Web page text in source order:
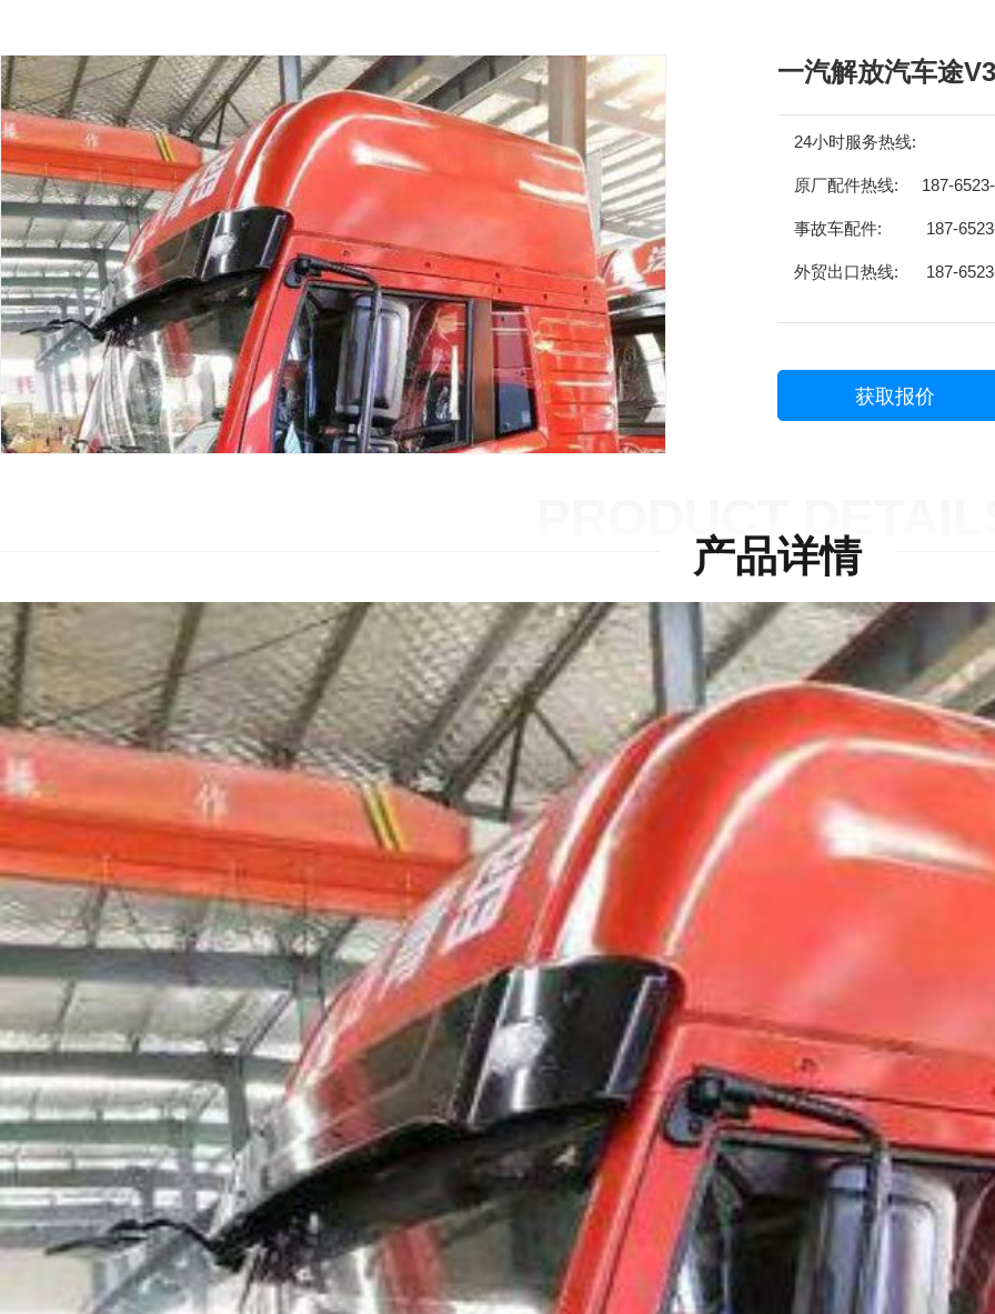
一汽解放汽车途
24小时服务热线:
原厂配件热线: 187-
事故车配件: 187-
外贸出口热线: 187-
获取报价
PRODUCT
产品详情